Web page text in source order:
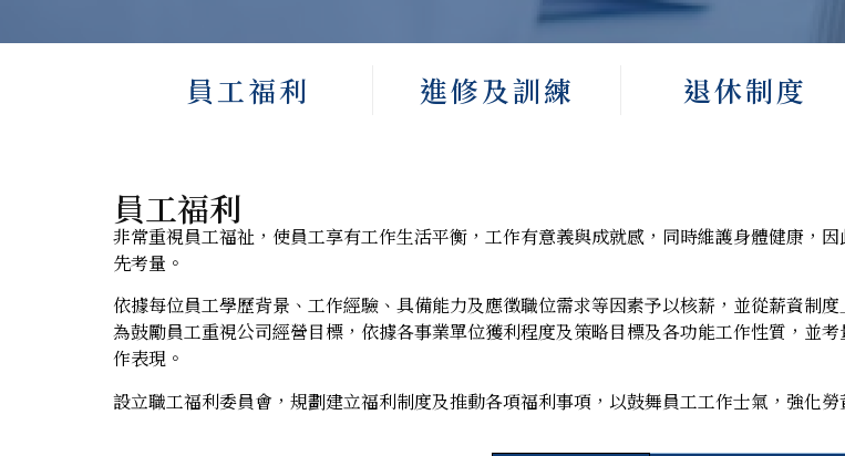
員工福利 進修及訓練 退休制度
員工福利
非常重視員工福祉，使員工享有工作生活平衡，工作有意義與成就感，同時維護身體健康，
先考量。
依據每位員工學歷背景、工作經驗、具備能力及應徵職位需求等因素予以核薪，並從薪資制
為鼓勵員工重視公司經營目標，依據各事業單位獲利程度及策略目標及各功能工作性質，並
作表現。
設立職工福利委員會，規劃建立福利制度及推動各項福利事項，以鼓舞員工工作士氣，強化